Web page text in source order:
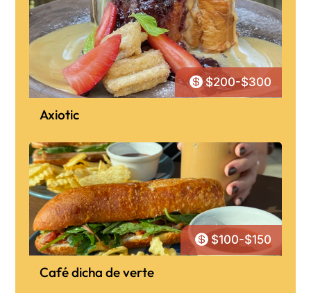
 $200-$300
Axiotic
 $100-$150
Café dicha de verte